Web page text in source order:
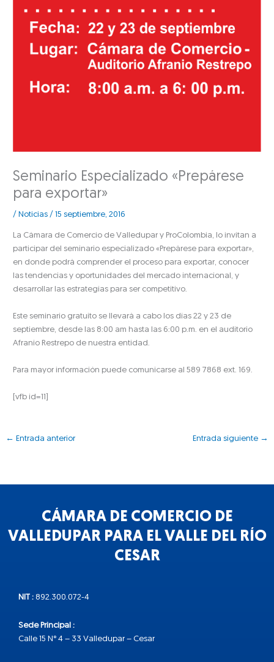
Seminario Especializado «Prepárese
para exportar»
/ Noticias /15 septiembre, 2016
La Cámara de Comercio de Valledupar y ProColombia, lo invitan a
participar del seminario especializado «Prepárese para exportar»,
en donde podrá comprender el proceso para exportar, conocer
las tendencias y oportunidades del mercado internacional, y
desarrollar las estrategias para ser competitivo.
Este seminario gratuito se llevará a cabo los días 22 y 23 de
septiembre, desde las 8:00 am hasta las 6:00 p.m. en el auditorio
Afranio Restrepo de nuestra entidad.
Para mayor información puede comunicarse al 589 7868 ext. 169.
[vfb id=11]
← Entrada anterior Entrada siguiente →
CÁMARA DE COMERCIO DE
VALLEDUPAR PARA EL VALLE DEL RÍO
CESAR
NIT : 892.300.072-4
Sede Principal :
Calle 15 N° 4 – 33 Valledupar – Cesar